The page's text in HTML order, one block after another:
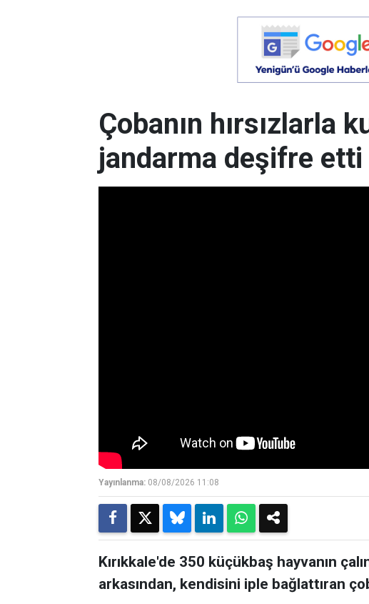
Çobanın hırsızlarla
jandarma deşifre etti
Yayınlanma: 08/08/2026 11:08
Kırıkkale'de 350 küçükbaş hayvanın
arkasından, kendisini iple bağlattıran